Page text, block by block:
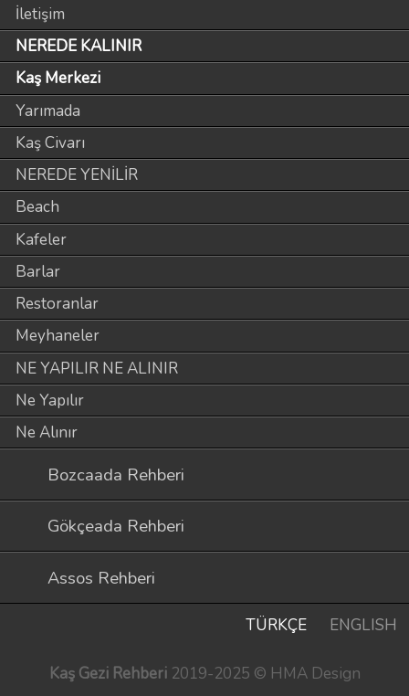
İletişim
NEREDE KALINIR
Kaş Merkezi
Yarımada
Kaş Civarı
NEREDE YENİLİR
Beach
Kafeler
Barlar
Restoranlar
Meyhaneler
NE YAPILIR NE ALINIR
Ne Yapılır
Ne Alınır
Bozcaada Rehberi
Gökçeada Rehberi
Assos Rehberi
TÜRKÇE ENGLISH
Kaş Gezi Rehberi2019-2025 © HMA Design